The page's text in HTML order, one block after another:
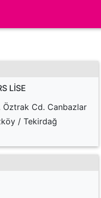
LİSE
Öztrak Cd. Canbazlar
/ Tekirdağ